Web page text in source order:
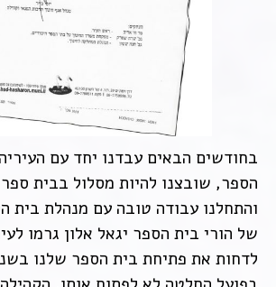
בחודשים הבאים עבדנו יחד עם
הספר, שובצנו להיות מסלול בבית ספר
והתחלנו עבודה טובה עם מנהלת בית
של הורי בית הספר יגאל אלון גרמו
לדחות את פתיחת בית הספר שלנו